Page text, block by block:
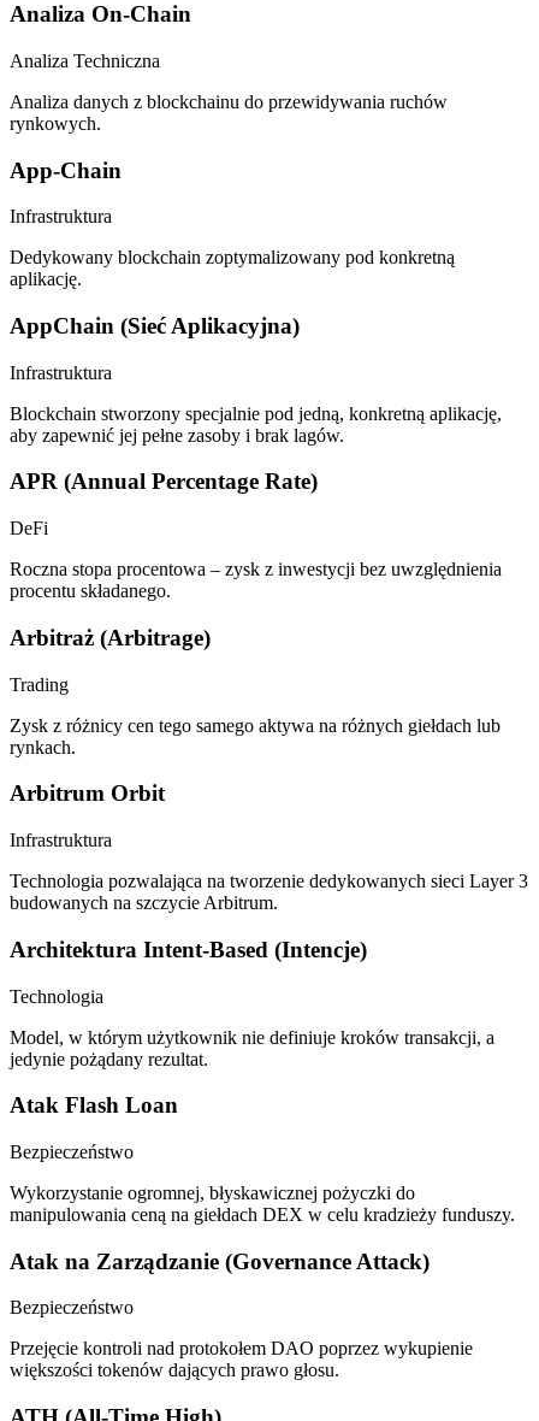
Analiza On-Chain
Analiza Techniczna
Analiza danych z blockchainu do przewidywania ruchów
rynkowych.
App-Chain
Infrastruktura
Dedykowany blockchain zoptymalizowany pod konkretną
aplikację.
AppChain (Sieć Aplikacyjna)
Infrastruktura
Blockchain stworzony specjalnie pod jedną, konkretną aplikację,
aby zapewnić jej pełne zasoby i brak lagów.
APR (Annual Percentage Rate)
DeFi
Roczna stopa procentowa – zysk z inwestycji bez uwzględnienia
procentu składanego.
Arbitraż (Arbitrage)
Trading
Zysk z różnicy cen tego samego aktywa na różnych giełdach lub
rynkach.
Arbitrum Orbit
Infrastruktura
Technologia pozwalająca na tworzenie dedykowanych sieci Layer 3
budowanych na szczycie Arbitrum.
Architektura Intent-Based (Intencje)
Technologia
Model, w którym użytkownik nie definiuje kroków transakcji, a
jedynie pożądany rezultat.
Atak Flash Loan
Bezpieczeństwo
Wykorzystanie ogromnej, błyskawicznej pożyczki do
manipulowania ceną na giełdach DEX w celu kradzieży funduszy.
Atak na Zarządzanie (Governance Attack)
Bezpieczeństwo
Przejęcie kontroli nad protokołem DAO poprzez wykupienie
większości tokenów dających prawo głosu.